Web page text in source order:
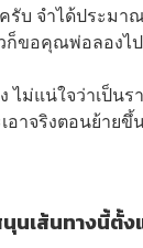
ครับ จำได้ประ
ก็ขอคุณพ่อลองไ
ไม่แน่ใจว่าเป็น
อาจริงตอนย้าย
นเส้นทางนี้ตั้ง